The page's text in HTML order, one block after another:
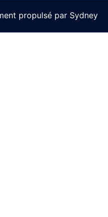
propulsé par Sydney